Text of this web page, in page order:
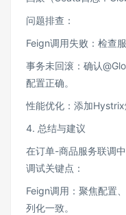
问题排查：
Feign调用失败：检查
事务未回滚：确认
配置正确。
性能优化：添加Hystrix
4. 总结与建议
在订单-商品服务联调
调试关键点：
Feign调用：聚焦配置
列化一致。